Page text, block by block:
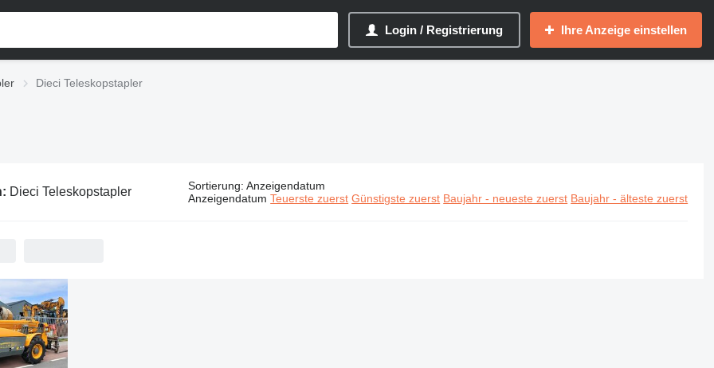
Login / Registrierung Ihre Anzeige einstellen
Dieci Teleskopstapler
Dieci Teleskopstapler Sortierung: Anzeigendatum
Anzeigendatum Teuerste zuerst Günstigste zuerst Baujahr - neueste zuerst Baujahr - älteste zuerst